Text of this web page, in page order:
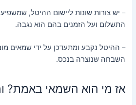
– יש צורות שונות ליישום ההיטל,
התשלום ועל הזמנים בהם הוא נגבה.
– ההיטל נקבע ומתעדכן על ידי שמאים
השבחה שנוצרה בנכס.
אז מי הוא השמאי באמת?